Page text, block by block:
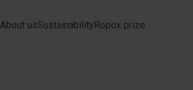
About usSustainabilityRopox prize